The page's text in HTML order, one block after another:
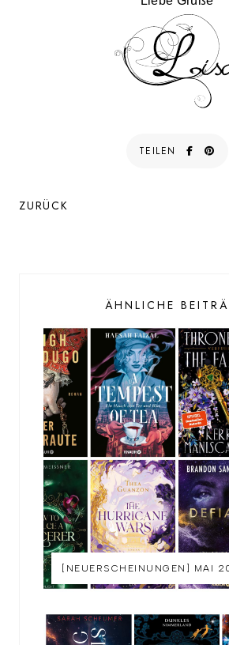
TEILEN
ZURÜCK
ÄHNLICHE
[NEUERSCHEINUNGEN] MAI